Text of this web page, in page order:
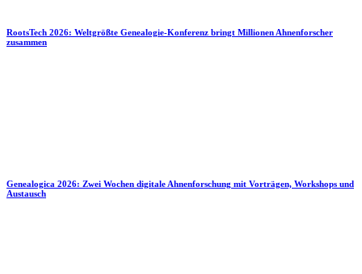
RootsTech 2026: Weltgrößte Genealogie-Konferenz bringt Millionen Ahnenforscher
zusammen
Genealogica 2026: Zwei Wochen digitale Ahnenforschung mit Vorträgen, Workshops und
Austausch